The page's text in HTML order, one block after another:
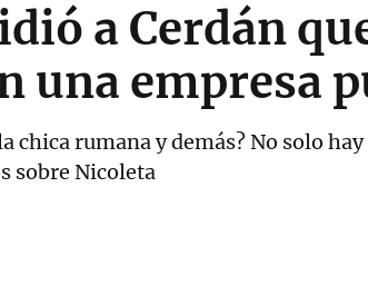
a Cerdán
una empresa
chica rumana y demás? No solo
sobre Nicoleta